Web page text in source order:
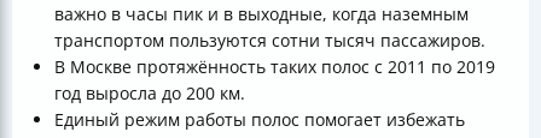
важно в часы пик и в выходные, когда наземным
транспортом пользуются сотни тысяч пассажиров.
В Москве протяжённость таких полос с 2011 по 2019
год выросла до 200 км.
Единый режим работы полос помогает избежать